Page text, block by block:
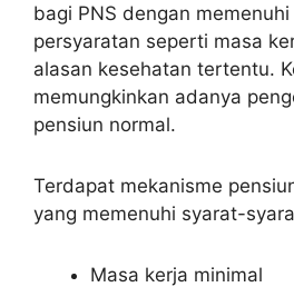
bagi PNS dengan
persyaratan seperti masa
alasan kesehatan tertentu.
memungkinkan adanya
pensiun normal.
Terdapat mekanisme
yang memenuhi syarat-
Masa kerja minimal